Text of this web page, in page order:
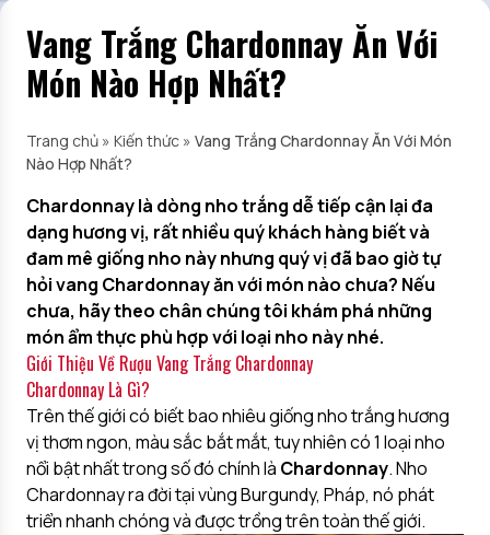
Vang Trắng Chardonnay Ăn Với
Món Nào Hợp Nhất?
Trang chủ » Kiến thức » Vang Trắng Chardonnay Ăn Với Món
Nào Hợp Nhất?
Chardonnay là dòng nho trắng dễ tiếp cận lại đa
dạng hương vị, rất nhiều quý khách hàng biết và
đam mê giống nho này nhưng quý vị đã bao giờ tự
hỏi vang Chardonnay ăn với món nào chưa? Nếu
chưa, hãy theo chân chúng tôi khám phá những
món ẩm thực phù hợp với loại nho này nhé.
Giới Thiệu Về Rượu Vang Trắng Chardonnay
Chardonnay Là Gì?
Trên thế giới có biết bao nhiêu giống nho trắng hương
vị thơm ngon, màu sắc bắt mắt, tuy nhiên có 1 loại nho
nổi bật nhất trong số đó chính là Chardonnay. Nho
Chardonnay ra đời tại vùng Burgundy, Pháp, nó phát
triển nhanh chóng và được trồng trên toàn thế giới.